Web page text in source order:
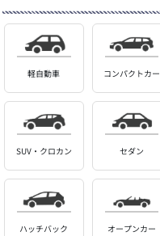
軽自動車 コンパクトカー
SUV・クロカン セダン
ハッチバック オープンカー